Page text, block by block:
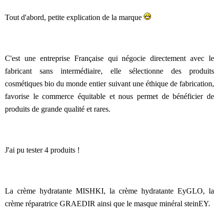
Tout d'abord, petite explication de la marque
C'est une entreprise Française qui négocie directement avec le
fabricant sans intermédiaire, elle sélectionne des produits
cosmétiques bio du monde entier suivant une éthique de fabrication,
favorise le commerce équitable et nous permet de bénéficier de
produits de grande qualité et rares.
J'ai pu tester 4 produits !
La crème hydratante MISHKI, la crème hydratante EyGLO, la
crème réparatrice GRAEDIR ainsi que le masque minéral steinEY.